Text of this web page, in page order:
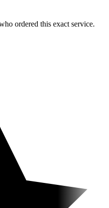
ordered this exact service.